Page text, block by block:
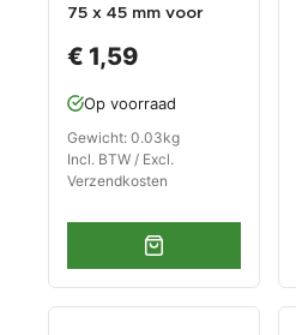
75 x 45 mm voor
n
€ 1,59
Op voorraad
Gewicht: 0.03kg
Incl. BTW / Excl.
Verzendkosten